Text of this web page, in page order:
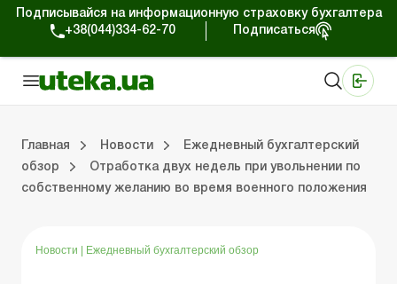
Подписывайся на информационную страховку бухгалтера
+38(044)334-62-70
Подписаться
Главная Новости
Ежедневный бухгалтерский
обзор
Отработка двух недель при увольнении по
собственному желанию во время военного положения
Новости Ежедневный бухгалтерский обзор